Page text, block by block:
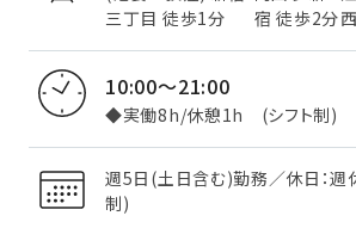
三丁目 徒歩1分
宿 徒歩2分
10:00～21:00
◆実働8h/休憩1h (シフト制)
週5日(土日含む)勤務／休日：週
制)